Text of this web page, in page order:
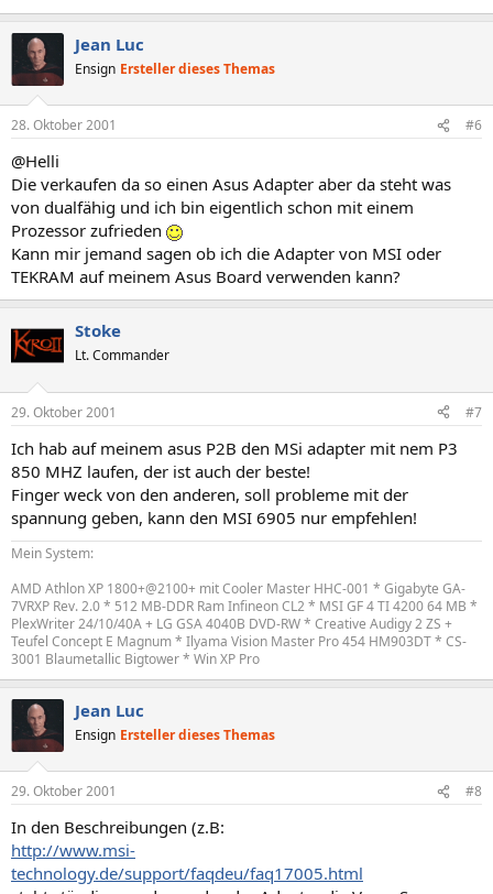
Jean Luc
Ensign Ersteller dieses Themas
28. Oktober 2001 #6
@Helli
Die verkaufen da so einen Asus Adapter aber da steht was
von dualfähig und ich bin eigentlich schon mit einem
Prozessor zufrieden
Kann mir jemand sagen ob ich die Adapter von MSI oder
TEKRAM auf meinem Asus Board verwenden kann?
Stoke
Lt. Commander
29. Oktober 2001 #7
Ich hab auf meinem asus P2B den MSi adapter mit nem P3
850 MHZ laufen, der ist auch der beste!
Finger weck von den anderen, soll probleme mit der
spannung geben, kann den MSI 6905 nur empfehlen!
Mein System:
AMD Athlon XP 1800+@2100+ mit Cooler Master HHC-001 * Gigabyte GA-
7VRXP Rev. 2.0 * 512 MB-DDR Ram Infineon CL2 * MSI GF 4 TI 4200 64 MB *
PlexWriter 24/10/40A + LG GSA 4040B DVD-RW * Creative Audigy 2 ZS +
Teufel Concept E Magnum * Ilyama Vision Master Pro 454 HM903DT * CS-
3001 Blaumetallic Bigtower * Win XP Pro
Jean Luc
Ensign Ersteller dieses Themas
29. Oktober 2001 #8
In den Beschreibungen (z.B:
http://www.msi-
technology.de/support/faqdeu/faq17005.html